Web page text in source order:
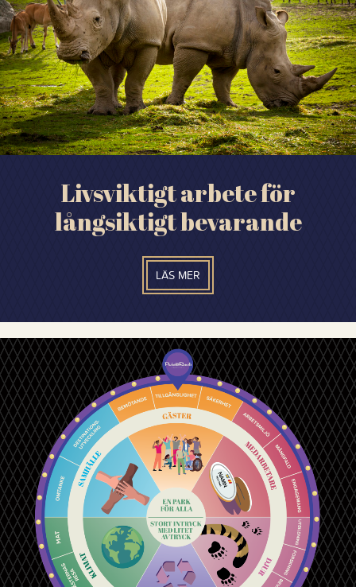
Livsviktigt arbete för
långsiktigt bevarande
LÄS MER